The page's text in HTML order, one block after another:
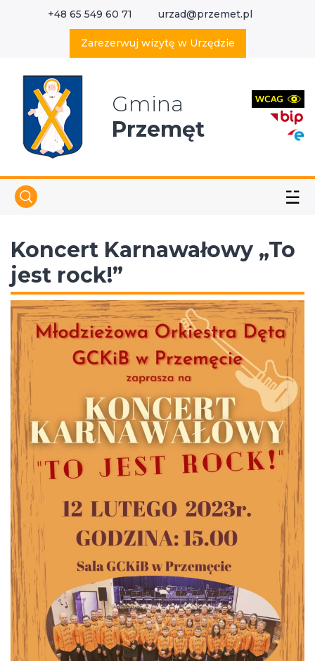
+48 65 549 60 71 urzad@przemet.pl
Zarezerwuj wizytę w Urzędzie
Gmina
Przemęt
☱
Koncert Karnawałowy „To
jest rock!”
Wyszukaj w serwisie